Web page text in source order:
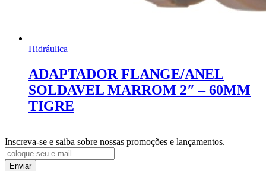
Hidráulica
ADAPTADOR FLANGE/ANEL
SOLDAVEL MARROM 2″ – 60MM
TIGRE
Inscreva-se e saiba sobre nossas promoções e lançamentos.
Enviar